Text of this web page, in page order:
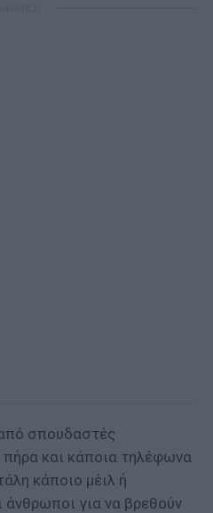
σπουδαστές
και κάποια τηλέφωνα
κάποιο μέιλ ή
για να βρεθούν